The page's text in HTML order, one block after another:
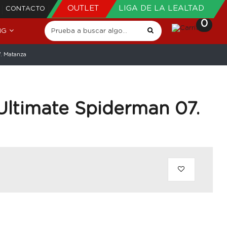
CONTACTO OUTLET LIGA DE LA LEALTAD
0
Matanza
Spiderman 07.